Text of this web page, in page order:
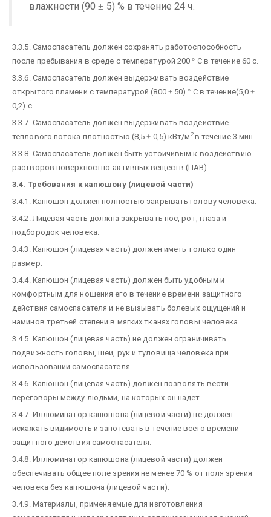
влажности (90± 5) % в течение 24 ч.
3.3.5. Самоспасатель должен сохранять работоспособность
после пребывания в среде с температурой 200° С в течение 60 с.
3.3.6. Самоспасатель должен выдерживать воздействие
открытого пламени с температурой (800 ±50)° С в течение(5,0±
0,2) с.
3.3.7. Самоспасатель должен выдерживать воздействие
теплового потока плотностью (8,5± 0,5) кВт/м2в течение 3 мин.
3.3.8. Самоспасатель должен быть устойчивым к воздействию
растворов поверхностно-активных веществ (ПАВ).
3.4. Требования к капюшону (лицевой части)
3.4.1. Капюшон должен полностью закрывать голову человека.
3.4.2. Лицевая часть должна закрывать нос, рот, глаза и
подбородок человека.
3.4.3. Капюшон (лицевая часть) должен иметь только один
размер.
3.4.4. Капюшон (лицевая часть) должен быть удобным и
комфортным для ношения его в течение времени защитного
действия самоспасателя и не вызывать болевых ощущений и
наминов третьей степени в мягких тканях головы человека.
3.4.5. Капюшон (лицевая часть) не должен ограничивать
подвижность головы, шеи, рук и туловища человека при
использовании самоспасателя.
3.4.6. Капюшон (лицевая часть) должен позволять вести
переговоры между людьми, на которых он надет.
3.4.7. Иллюминатор капюшона (лицевой части) не должен
искажать видимость и запотевать в течение всего времени
защитного действия самоспасателя.
3.4.8. Иллюминатор капюшона (лицевой части) должен
обеспечивать общее поле зрения не менее 70 % от поля зрения
человека без капюшона (лицевой части).
3.4.9. Материалы, применяемые для изготовления